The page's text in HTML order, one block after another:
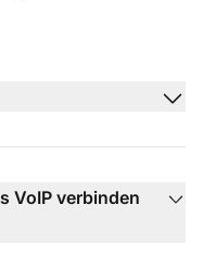
VoIP verbinden